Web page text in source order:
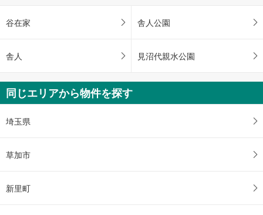
谷在家 舎人公園
舎人 見沼代親水公園
同じエリアから物件を探す
埼玉県
草加市
新里町